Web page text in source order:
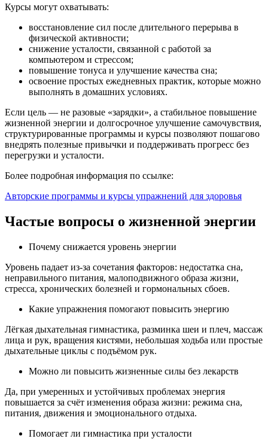
Курсы могут охватывать:
восстановление сил после длительного перерыва в
физической активности;
снижение усталости, связанной с работой за
компьютером и стрессом;
повышение тонуса и улучшение качества сна;
освоение простых ежедневных практик, которые можно
выполнять в домашних условиях.
Если цель — не разовые «зарядки», а стабильное повышение
жизненной энергии и долгосрочное улучшение самочувствия,
структурированные программы и курсы позволяют пошагово
внедрять полезные привычки и поддерживать прогресс без
перегрузки и усталости.
Более подробная информация по ссылке:
Авторские программы и курсы упражнений для здоровья
Частые вопросы о жизненной энергии
Почему снижается уровень энергии
Уровень падает из‑за сочетания факторов: недостатка сна,
неправильного питания, малоподвижного образа жизни,
стресса, хронических болезней и гормональных сбоев.
Какие упражнения помогают повысить энергию
Лёгкая дыхательная гимнастика, разминка шеи и плеч, массаж
лица и рук, вращения кистями, небольшая ходьба или простые
дыхательные циклы с подъёмом рук.
Можно ли повысить жизненные силы без лекарств
Да, при умеренных и устойчивых проблемах энергия
повышается за счёт изменения образа жизни: режима сна,
питания, движения и эмоционального отдыха.
Помогает ли гимнастика при усталости